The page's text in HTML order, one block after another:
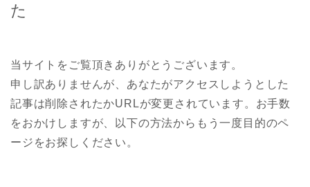
た
当サイトをご覧頂きありがとうございます。
申し訳ありませんが、あなたがアクセスしようとした
記事は削除されたかURLが変更されています。お手数
をおかけしますが、以下の方法からもう一度目的のペ
ージをお探しください。